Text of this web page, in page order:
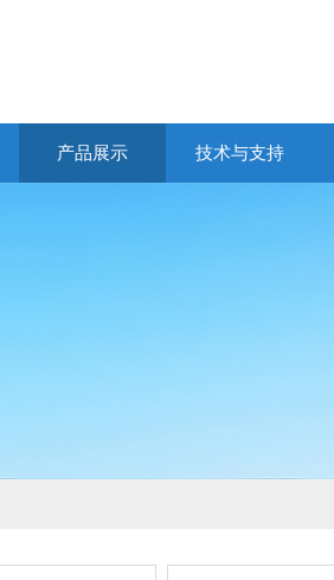
产品展示 技术与支持